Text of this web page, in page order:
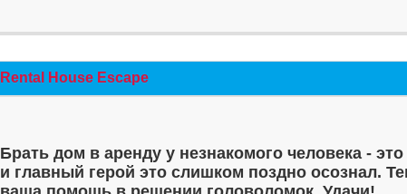
Rental House Escape
Брать дом в аренду у незнакомого человека -
и главный герой это слишком поздно осознал.